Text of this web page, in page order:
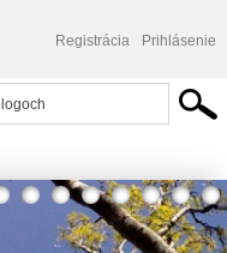
Registrácia Prihlásenie